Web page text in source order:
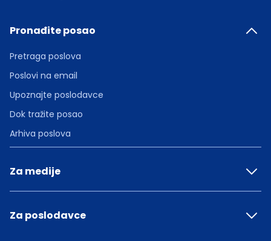
Pronađite posao
Pretraga poslova
Poslovi na email
Upoznajte poslodavce
Dok tražite posao
Arhiva poslova
Za medije
Za poslodavce